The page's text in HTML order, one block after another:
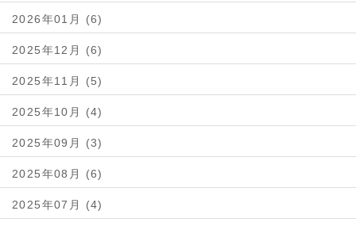
2026年01月 (6)
2025年12月 (6)
2025年11月 (5)
2025年10月 (4)
2025年09月 (3)
2025年08月 (6)
2025年07月 (4)